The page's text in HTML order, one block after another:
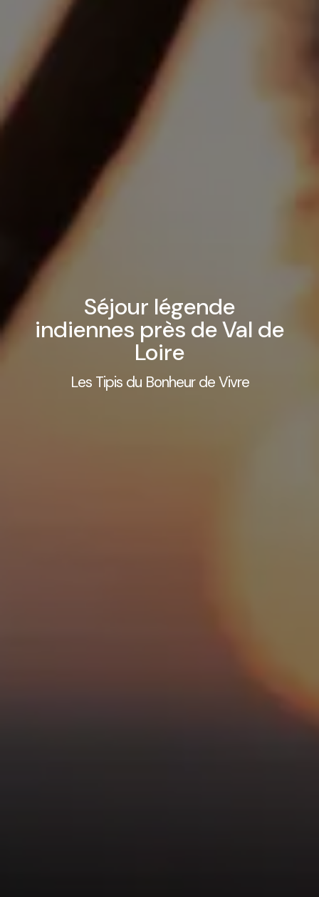
Séjour légende
indiennes près de Val de
Loire
Les Tipis du Bonheur de Vivre